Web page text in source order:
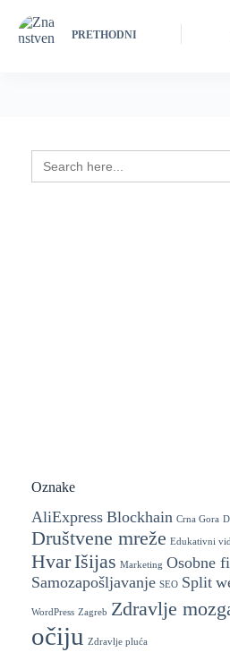
PRETHODNI
Search
for:
Oznake
AliExpress Blockhain Crna Gora
Društvene mreže Edukativni
Hvar Išijas Marketing Osobne
Samozapošljavanje SEO Split
WordPress Zagreb Zdravlje
očiju Zdravlje pluća